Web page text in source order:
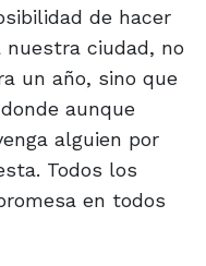
de hacer
nuestra ciudad, no
un año, sino que
aunque
alguien por
Todos los
en todos